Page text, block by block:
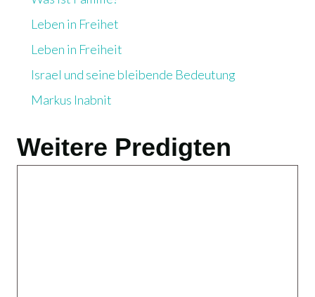
Leben in Freihet
Leben in Freiheit
Israel und seine bleibende Bedeutung
Markus Inabnit
Weitere Predigten